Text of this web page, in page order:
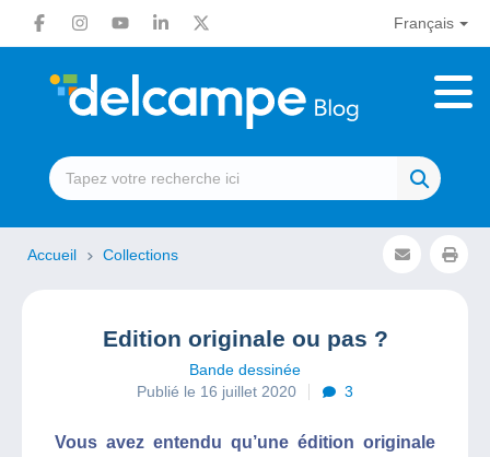
Français
Accueil Collections
Edition originale ou pas ?
Bande dessinée
Publié le 16 juillet 2020
3
Vous avez entendu qu’une édition originale